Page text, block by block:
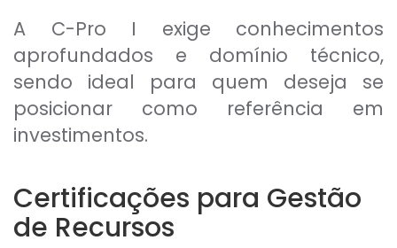
A C-Pro I exige conhecimentos
aprofundados e domínio técnico,
sendo ideal para quem deseja se
posicionar como referência em
investimentos.
Certificações para Gestão
de Recursos